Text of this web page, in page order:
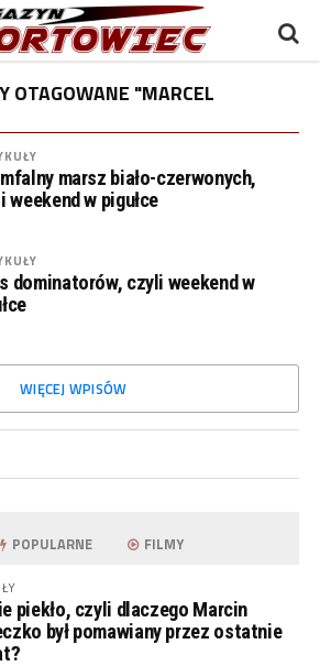
OTAGOWANE "MARCEL
marsz biało-czerwonych,
weekend w pigułce
dominatorów, czyli weekend w
WIĘCEJ WPISÓW
POPULARNE FILMY
piekło, czyli dlaczego Marcin
był pomawiany przez ostatnie